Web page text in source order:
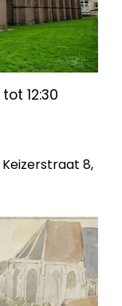
tot 12:30
Keizerstraat 8,